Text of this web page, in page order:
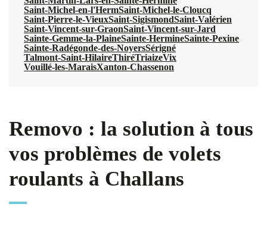
Saint-Michel-en-l'HermSaint-Michel-le-Cloucq
Saint-Pierre-le-VieuxSaint-SigismondSaint-Valérien
Saint-Vincent-sur-GraonSaint-Vincent-sur-Jard
Sainte-Gemme-la-PlaineSainte-HermineSainte-Pexine
Sainte-Radégonde-des-NoyersSérigné
Talmont-Saint-HilaireThiréTriaizeVix
Vouillé-les-MaraisXanton-Chassenon
Removo : la solution à tous
vos problèmes de volets
roulants à Challans